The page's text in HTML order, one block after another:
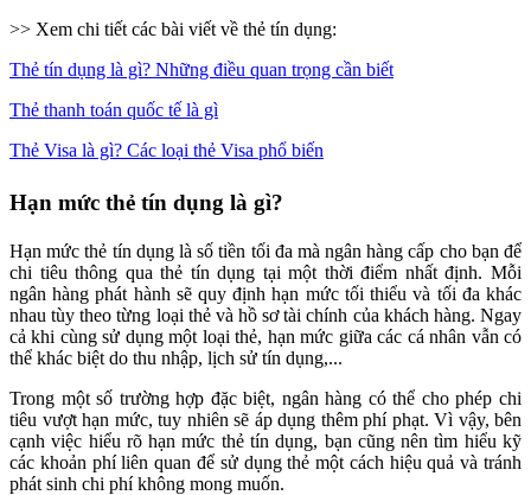
>> Xem chi tiết các bài viết về thẻ tín dụng:
Thẻ tín dụng là gì? Những điều quan trọng cần biết
Thẻ thanh toán quốc tế là gì
Thẻ Visa là gì? Các loại thẻ Visa phổ biến
Hạn mức thẻ tín dụng là gì?
Hạn mức thẻ tín dụng là số tiền tối đa mà ngân hàng cấp cho bạn để
chi tiêu thông qua thẻ tín dụng tại một thời điểm nhất định. Mỗi
ngân hàng phát hành sẽ quy định hạn mức tối thiểu và tối đa khác
nhau tùy theo từng loại thẻ và hồ sơ tài chính của khách hàng. Ngay
cả khi cùng sử dụng một loại thẻ, hạn mức giữa các cá nhân vẫn có
thể khác biệt do thu nhập, lịch sử tín dụng,...
Trong một số trường hợp đặc biệt, ngân hàng có thể cho phép chi
tiêu vượt hạn mức, tuy nhiên sẽ áp dụng thêm phí phạt. Vì vậy, bên
cạnh việc hiểu rõ hạn mức thẻ tín dụng, bạn cũng nên tìm hiểu kỹ
các khoản phí liên quan để sử dụng thẻ một cách hiệu quả và tránh
phát sinh chi phí không mong muốn.